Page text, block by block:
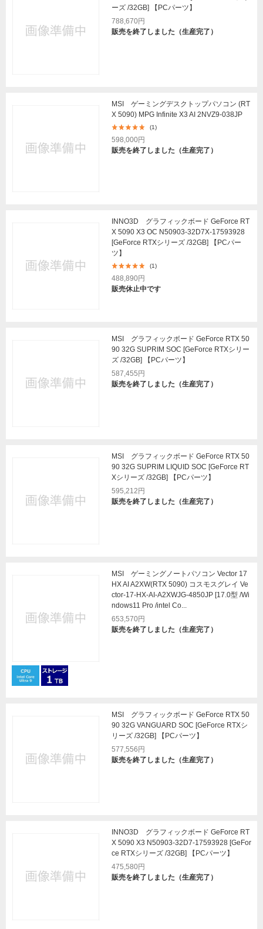
ーズ /32GB] 【PCパーツ】
788,670円
販売を終了しました（生産完了）
MSI ゲーミングデスクトップパソコン (RT
X 5090) MPG Infinite X3 AI 2NVZ9-038JP
(1)
598,000円
販売を終了しました（生産完了）
INNO3D グラフィックボード GeForce RT
X 5090 X3 OC N50903-32D7X-17593928
[GeForce RTXシリーズ /32GB] 【PCパー
ツ】
(1)
488,890円
販売休止中です
MSI グラフィックボード GeForce RTX 50
90 32G SUPRIM SOC [GeForce RTXシリー
ズ /32GB] 【PCパーツ】
587,455円
販売を終了しました（生産完了）
MSI グラフィックボード GeForce RTX 50
90 32G SUPRIM LIQUID SOC [GeForce RT
Xシリーズ /32GB] 【PCパーツ】
595,212円
販売を終了しました（生産完了）
MSI ゲーミングノートパソコン Vector 17
HX AI A2XW(RTX 5090) コスモスグレイ Ve
ctor-17-HX-AI-A2XWJG-4850JP [17.0型 /Wi
ndows11 Pro /intel Co...
653,570円
販売を終了しました（生産完了）
MSI グラフィックボード GeForce RTX 50
90 32G VANGUARD SOC [GeForce RTXシ
リーズ /32GB] 【PCパーツ】
577,556円
販売を終了しました（生産完了）
INNO3D グラフィックボード GeForce RT
X 5090 X3 N50903-32D7-17593928 [GeFor
ce RTXシリーズ /32GB] 【PCパーツ】
475,580円
販売を終了しました（生産完了）